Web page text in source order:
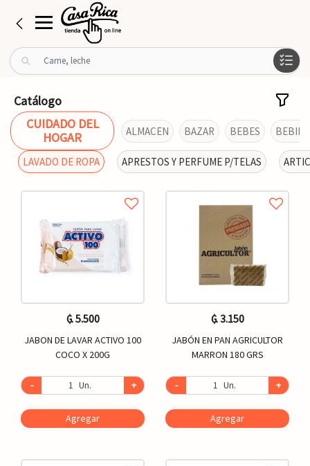
B
u
r
p
Catálogo
CUIDADO DEL
HOGAR
ALMACEN BAZAR BEBES
LAVADO DE ROPA APRESTOS Y PERFUME P/TELAS
₲. 5.500
JABON DE LAVAR ACTIVO 100
COCO X 200G
- Un. +
Agregar
₲. 3.150
JABÓN EN PAN AGRICULTOR
MARRON 180 GRS
- Un. +
Agregar